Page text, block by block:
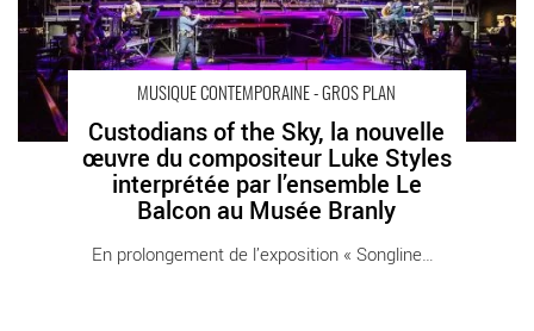
MUSIQUE CONTEMPORAINE - GROS PLAN
Custodians of the Sky, la nouvelle
œuvre du compositeur Luke Styles
interprétée par l’ensemble Le
Balcon au Musée Branly
En prolongement de l’exposition « Songlines, [...]